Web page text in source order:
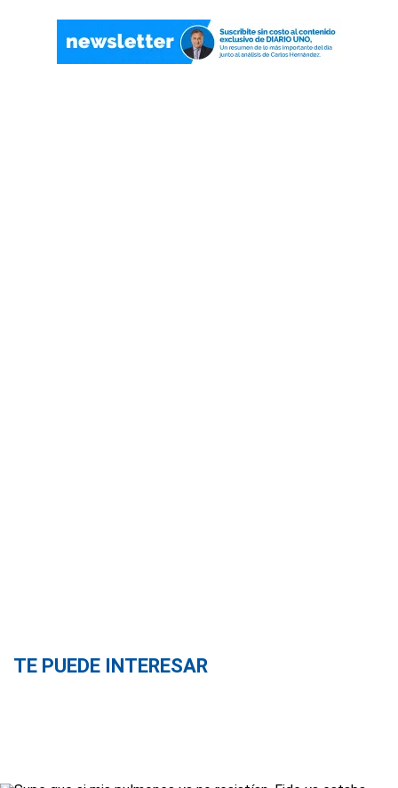
TE PUEDE INTERESAR